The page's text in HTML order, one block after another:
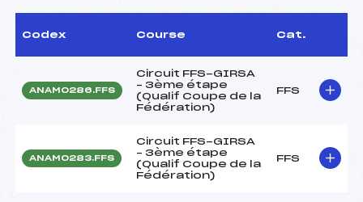
Codex Course Cat.
ANAM0286.FFS
Circuit FFS-GIRSA
– 3ème étape
(Qualif Coupe de la
Fédération)
FFS
ANAM0283.FFS
Circuit FFS-GIRSA
– 3ème étape
(Qualif Coupe de la
Fédération)
FFS